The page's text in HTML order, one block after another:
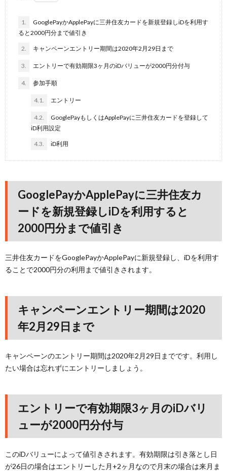
1.
GooglePayかApplePayに三井住友カードを新規登録しiDを利用す
ると2000円分まで値引き
2. キャンペーンエントリー期間は2020年2月29日まで
3. エントリーで有効期限3ヶ月のiDバリューが2000円分付与
4. 参加手順
4.1. エントリー
4.2.
GooglePayもしくはApplePayに三井住友カードを登録して
iD利用設定
4.3. iD利用
GooglePayかApplePayに三井住友カ
ードを新規登録しiDを利用すると
2000円分まで値引き
三井住友カードをGooglePayかApplePayに新規登録し、iDを利用す
ることで2000円分の利用まで値引きされます。
キャンペーンエントリー期間は2020
年2月29日まで
キャンペーンのエントリー期間は2020年2月29日までです。利用し
たい場合は忘れずにエントリーしましょう。
エントリーで有効期限3ヶ月のiDバリ
ューが2000円分付与
このiDバリューによって値引きされます。有効期限は引き落とし日
が26日の場合はエントリーした月+2ヶ月なので月末の場合は来月ま